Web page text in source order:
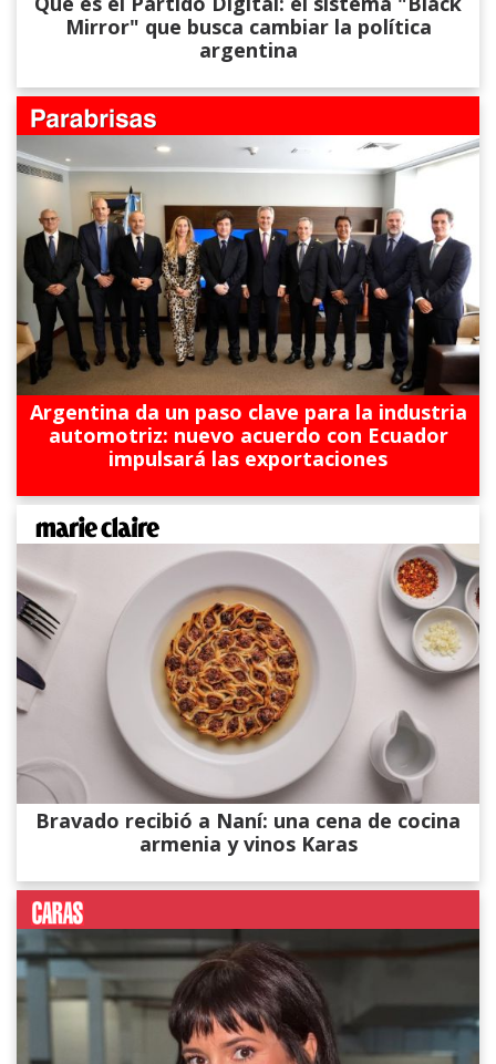
Mirror" que busca cambiar la política
argentina
Argentina da un paso clave para la industria
automotriz: nuevo acuerdo con Ecuador
impulsará las exportaciones
Bravado recibió a Naní: una cena de cocina
armenia y vinos Karas